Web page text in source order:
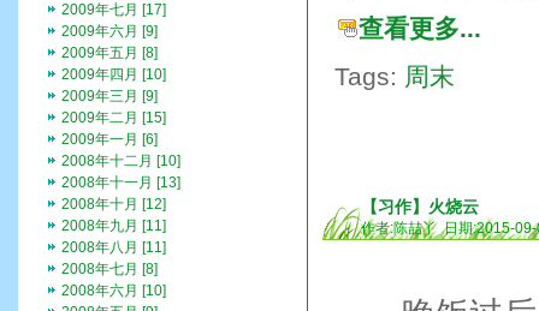
查看更多...
Tags: 周末
【习作】火烧云
作者:陈喆丫 日期:2015-
2009年七月 [17]
2009年六月 [9]
2009年五月 [8]
2009年四月 [10]
2009年三月 [9]
2009年二月 [15]
2009年一月 [6]
2008年十二月 [10]
2008年十一月 [13]
2008年十月 [12]
2008年九月 [11]
2008年八月 [11]
2008年七月 [8]
2008年六月 [10]